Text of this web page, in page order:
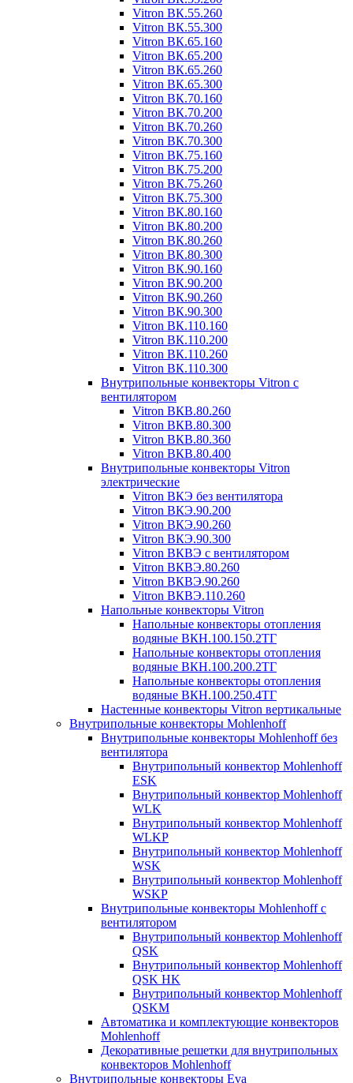
Vitron ВК.55.260
Vitron ВК.55.300
Vitron ВК.65.160
Vitron ВК.65.200
Vitron ВК.65.260
Vitron ВК.65.300
Vitron ВК.70.160
Vitron ВК.70.200
Vitron ВК.70.260
Vitron ВК.70.300
Vitron ВК.75.160
Vitron ВК.75.200
Vitron ВК.75.260
Vitron ВК.75.300
Vitron ВК.80.160
Vitron ВК.80.200
Vitron ВК.80.260
Vitron ВК.80.300
Vitron ВК.90.160
Vitron ВК.90.200
Vitron ВК.90.260
Vitron ВК.90.300
Vitron ВК.110.160
Vitron ВК.110.200
Vitron ВК.110.260
Vitron ВК.110.300
Внутрипольные конвекторы Vitron с
вентилятором
Vitron ВКВ.80.260
Vitron ВКВ.80.300
Vitron ВКВ.80.360
Vitron ВКВ.80.400
Внутрипольные конвекторы Vitron
электрические
Vitron ВКЭ без вентилятора
Vitron ВКЭ.90.200
Vitron ВКЭ.90.260
Vitron ВКЭ.90.300
Vitron ВКВЭ с вентилятором
Vitron ВКВЭ.80.260
Vitron ВКВЭ.90.260
Vitron ВКВЭ.110.260
Напольные конвекторы Vitron
Напольные конвекторы отопления
водяные ВКН.100.150.2ТГ
Напольные конвекторы отопления
водяные ВКН.100.200.2ТГ
Напольные конвекторы отопления
водяные ВКН.100.250.4ТГ
Настенные конвекторы Vitron вертикальные
Внутрипольные конвекторы Mohlenhoff
Внутрипольные конвекторы Mohlenhoff без
вентилятора
Внутрипольный конвектор Mohlenhoff
ESK
Внутрипольный конвектор Mohlenhoff
WLK
Внутрипольный конвектор Mohlenhoff
WLKP
Внутрипольный конвектор Mohlenhoff
WSK
Внутрипольный конвектор Mohlenhoff
WSKP
Внутрипольные конвекторы Mohlenhoff с
вентилятором
Внутрипольный конвектор Mohlenhoff
QSK
Внутрипольный конвектор Mohlenhoff
QSK HK
Внутрипольный конвектор Mohlenhoff
QSKM
Автоматика и комплектующие конвекторов
Mohlenhoff
Декоративные решетки для внутрипольных
конвекторов Mohlenhoff
Внутрипольные конвекторы Eva